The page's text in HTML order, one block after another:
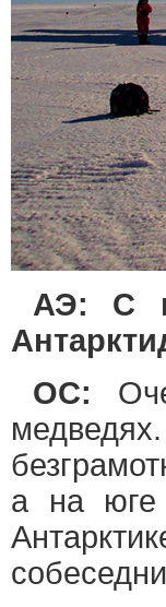
АЭ: С
ОС:
а на юге